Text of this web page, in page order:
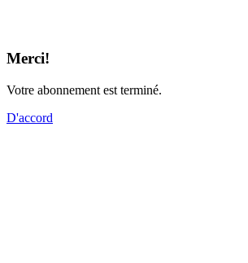
Merci!
Votre abonnement est terminé.
D'accord